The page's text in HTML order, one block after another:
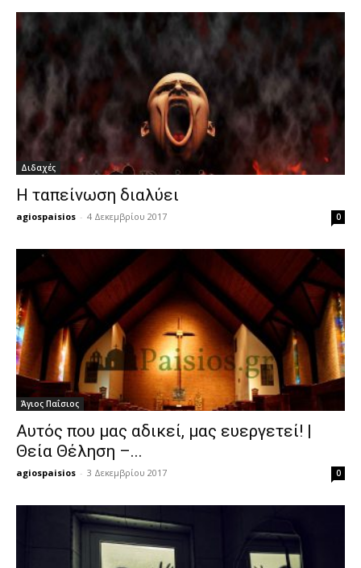
Διδαχές
Η ταπείνωση διαλύει
agiospaisios - 4 Δεκεμβρίου 2017 0
Άγιος Παΐσιος
Αυτός που μας αδικεί, μας ευεργετεί! |
Θεία Θέληση –...
agiospaisios - 3 Δεκεμβρίου 2017 0